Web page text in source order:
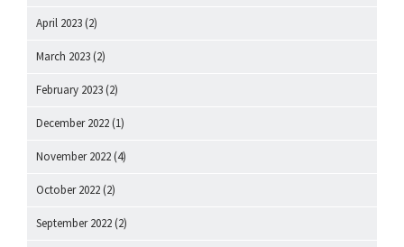
April 2023 (2)
March 2023 (2)
February 2023 (2)
December 2022 (1)
November 2022 (4)
October 2022 (2)
September 2022 (2)